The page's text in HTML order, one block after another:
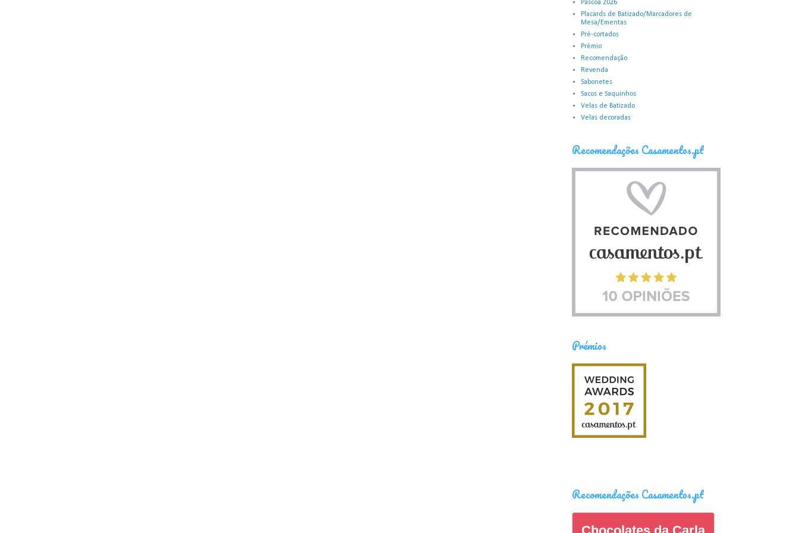
Páscoa 2026
Placards de Batizado/Marcadores de
Mesa/Ementas
Pré-cortados
Prémio
Recomendação
Revenda
Sabonetes
Sacos e Saquinhos
Velas de Batizado
Velas decoradas
Recomendações Casamentos.pt
Prémios
Recomendações Casamentos.pt